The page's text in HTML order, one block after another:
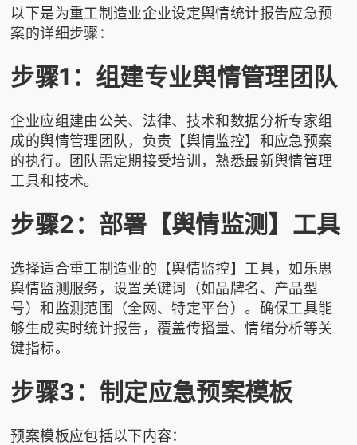
以下是为重工制造业企业设定舆情统计报告应急预
案的详细步骤：
步骤1：组建专业舆情管理团队
企业应组建由公关、法律、技术和数据分析专家组
成的舆情管理团队，负责【舆情监控】和应急预案
的执行。团队需定期接受培训，熟悉最新舆情管理
工具和技术。
步骤2：部署【舆情监测】工具
选择适合重工制造业的【舆情监控】工具，如乐思
舆情监测服务，设置关键词（如品牌名、产品型
号）和监测范围（全网、特定平台）。确保工具能
够生成实时统计报告，覆盖传播量、情绪分析等关
键指标。
步骤3：制定应急预案模板
预案模板应包括以下内容：